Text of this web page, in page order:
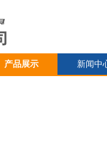
产品展示 新闻中